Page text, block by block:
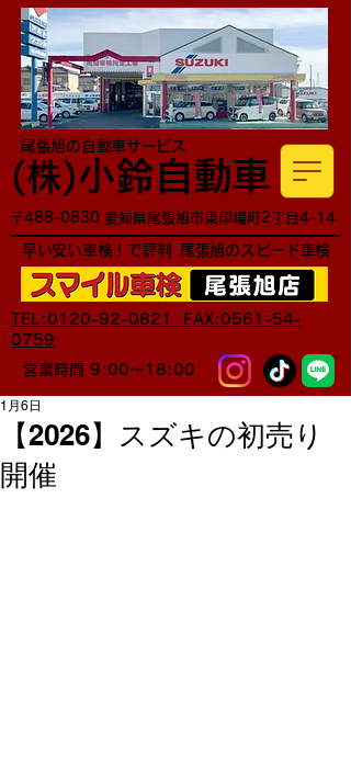
TEL:0120-92-0821 FAX:0561-54-
0759
営業時間 9:00～18:00
​(株)小鈴自動車
尾張旭の自動車サービス
早い安い車検！で評判 尾張旭のスピード車検
〒488-0830 愛知県尾張旭市東印場町2丁目4-14
【2026】スズキの初売り
開催
1月6日